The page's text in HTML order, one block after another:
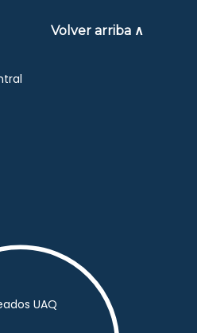
Volver arriba ∧
UAQ